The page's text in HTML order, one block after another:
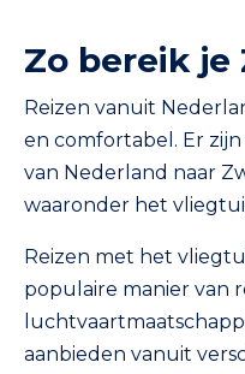
Zo bereik je
Reizen vanuit
en comfortabel. Er
van Nederland naar
waaronder het
Reizen met het
populaire manier van
aanbieden vanuit